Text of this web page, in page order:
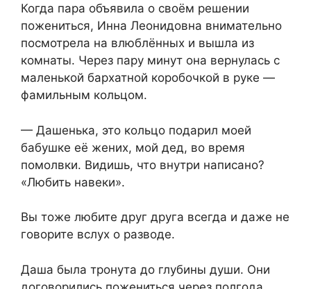
Когда пара объявила о своём решении
пожениться, Инна Леонидовна внимательно
посмотрела на влюблённых и вышла из
комнаты. Через пару минут она вернулась с
маленькой бархатной коробочкой в руке —
фамильным кольцом.
— Дашенька, это кольцо подарил моей
бабушке её жених, мой дед, во время
помолвки. Видишь, что внутри написано?
«Любить навеки».
Вы тоже любите друг друга всегда и даже не
говорите вслух о разводе.
Даша была тронута до глубины души. Они